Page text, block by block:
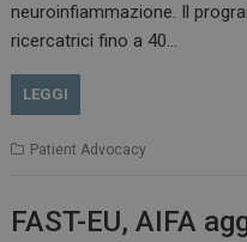
neuroinfiammazione. Il
ricercatrici fino a 40…
LEGGI
Patient Advocacy
FAST-EU, AIFA
CookieScriptConsent